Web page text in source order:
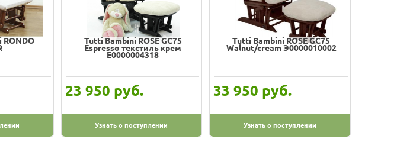
RONDO Tutti Bambini ROSE GC75
Espresso текстиль крем
Е0000004318
23 950 руб.
Узнать о поступлении
Tutti Bambini ROSE GC75
Walnut/cream Э0000010002
33 950 руб.
Узнать о поступлении